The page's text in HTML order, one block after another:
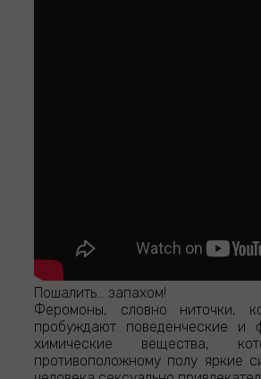
Пошалить... запахом!
Феромоны, словно ниточки,
пробуждают поведенческие и
химические вещества,
противоположному полу яркие